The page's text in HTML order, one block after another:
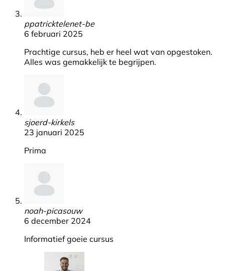
ppatricktelenet-be
6 februari 2025
Prachtige cursus, heb er heel wat van opgestoken.
Alles was gemakkelijk te begrijpen.
sjoerd-kirkels
23 januari 2025
Prima
noah-picasouw
6 december 2024
Informatief goeie cursus